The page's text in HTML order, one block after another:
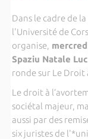
Dans le cadre de
l'Université de
organise,
Spaziu Natale
ronde sur Le
Le droit à
sociétal majeur,
aussi par des
six juristes de